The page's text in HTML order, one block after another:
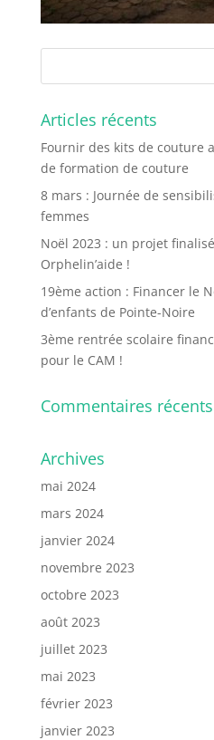
Articles récents
Fournir des kits de couture
de formation de couture
8 mars : Journée de
femmes
Noël 2023 : un projet
Orphelin’aide !
19ème action : Financer le
d’enfants de Pointe-Noire
3ème rentrée scolaire
pour le CAM !
Commentaires récents
Archives
mai 2024
mars 2024
janvier 2024
novembre 2023
octobre 2023
août 2023
juillet 2023
mai 2023
février 2023
janvier 2023